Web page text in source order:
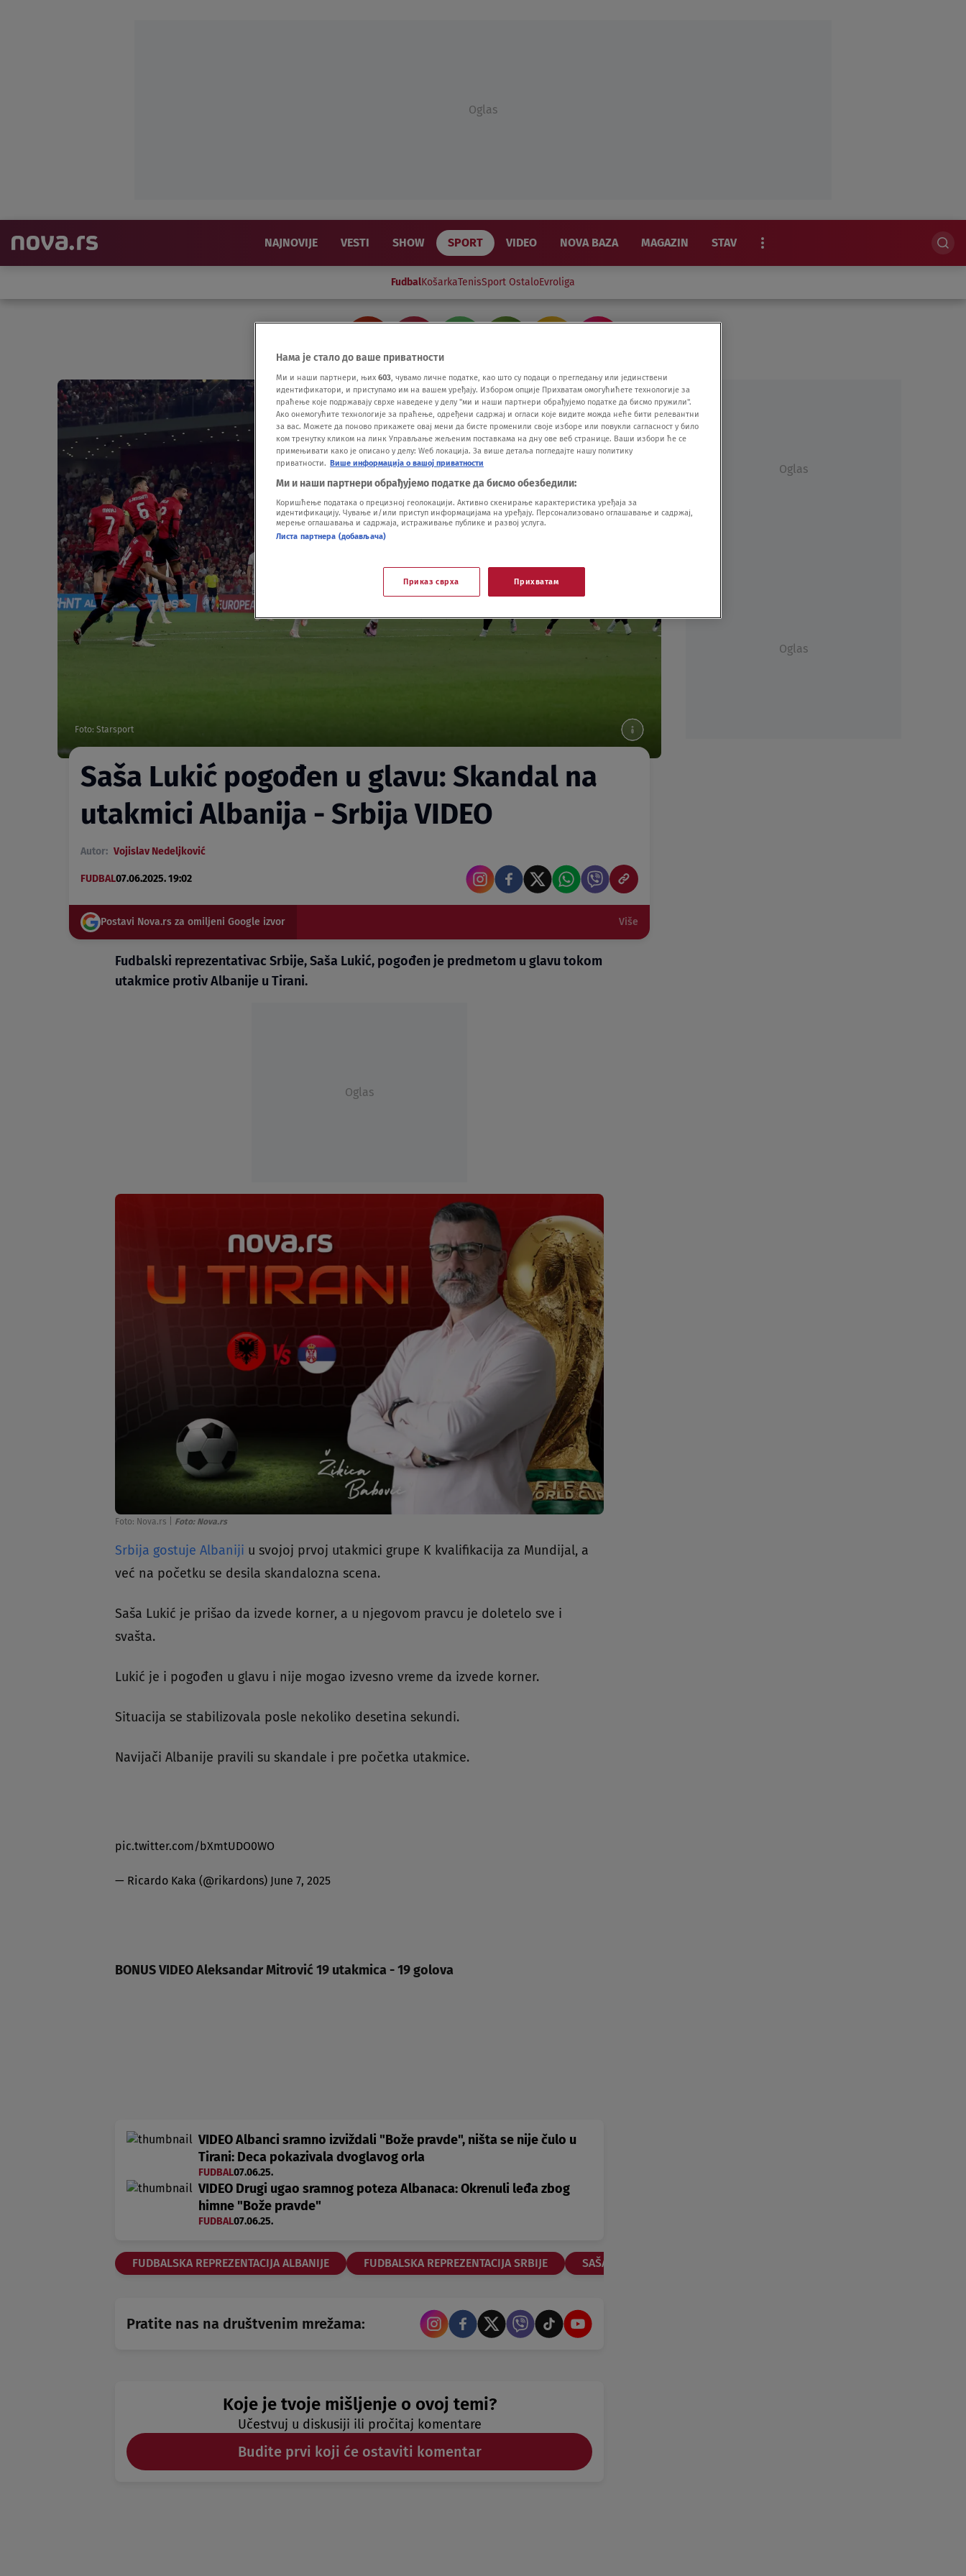
Oglas
NAJNOVIJE VESTI SHOW SPORT VIDEO NOVA BAZA MAGAZIN STAV
FudbalKošarkaTenisSport OstaloEvroliga
Foto: Starsport
Saša Lukić pogođen u glavu: Skandal na
utakmici Albanija - Srbija VIDEO
Autor: Vojislav Nedeljković
FUDBAL07.06.2025. 19:02
Postavi Nova.rs za omiljeni Google izvor Više
Fudbalski reprezentativac Srbije, Saša Lukić, pogođen je predmetom u glavu tokom
utakmice protiv Albanije u Tirani.
Oglas
Foto: Nova.rs Foto: Nova.rs
Srbija gostuje Albaniji u svojoj prvoj utakmici grupe K kvalifikacija za Mundijal, a
već na početku se desila skandalozna scena.
Saša Lukić je prišao da izvede korner, a u njegovom pravcu je doletelo sve i
svašta.
Lukić je i pogođen u glavu i nije mogao izvesno vreme da izvede korner.
Situacija se stabilizovala posle nekoliko desetina sekundi.
Navijači Albanije pravili su skandale i pre početka utakmice.
pic.twitter.com/bXmtUDO0WO
— Ricardo Kaka (@rikardons) June 7, 2025
BONUS VIDEO Aleksandar Mitrović 19 utakmica - 19 golova
VIDEO Albanci sramno izviždali "Bože pravde", ništa se nije čulo u
Tirani: Deca pokazivala dvoglavog orla
FUDBAL07.06.25.
VIDEO Drugi ugao sramnog poteza Albanaca: Okrenuli leđa zbog
himne "Bože pravde"
FUDBAL07.06.25.
FUDBALSKA REPREZENTACIJA ALBANIJE FUDBALSKA REPREZENTACIJA SRBIJE SAŠA LUKIĆ
Pratite nas na društvenim mrežama:
Koje je tvoje mišljenje o ovoj temi?
Učestvuj u diskusiji ili pročitaj komentare
Budite prvi koji će ostaviti komentar
Oglas
Oglas
Нама је стало до ваше приватности
Ми и наши партнери, њих 603, чувамо личне податке, као што су подаци о прегледању или јединствени
идентификатори, и приступамо им на вашем уређају. Избором опције Прихватам омогућићете технологије за
праћење које подржавају сврхе наведене у делу "ми и наши партнери обрађујемо податке да бисмо пружили".
Ако онемогућите технологије за праћење, одређени садржај и огласи које видите можда неће бити релевантни
за вас. Можете да поново прикажете овај мени да бисте променили своје изборе или повукли сагласност у било
ком тренутку кликом на линк Управљање жељеним поставкама на дну ове веб странице. Ваши избори ће се
примењивати како је описано у делу: Wеб локација. За више детаља погледајте нашу политику
приватности. Више информација о вашој приватности
Ми и наши партнери обрађујемо податке да бисмо обезбедили:
Коришћење података о прецизној геолокацији. Активно скенирање карактеристика уређаја за
идентификацију. Чување и/или приступ информацијама на уређају. Персонализовано оглашавање и садржај,
мерење оглашавања и садржаја, истраживање публике и развој услуга.
Листа партнера (добављача)
Приказ сврха Прихватам